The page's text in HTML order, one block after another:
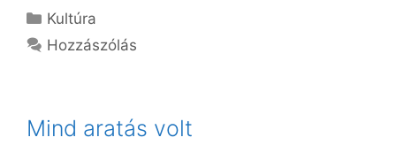
Kategória
Kultúra
Hozzászólás
Mind aratás volt